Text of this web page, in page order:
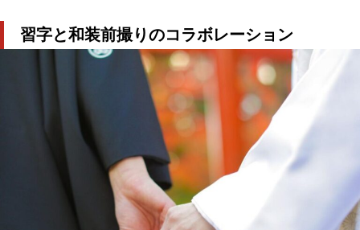
習字と和装前撮りのコラボレーション